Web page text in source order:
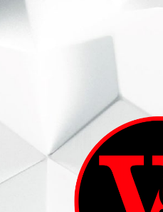
ВИННЫЙ СКЛАД